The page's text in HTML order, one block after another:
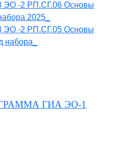
ЭО -2 РП.СГ.06 Основы
2025_
ЭО -2 РП.СГ.05 Основы
набора_
ГИА ЭО-1